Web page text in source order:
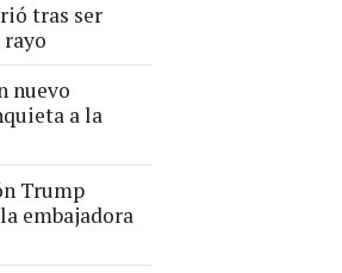
tras ser
nuevo
a la
Trump
embajadora